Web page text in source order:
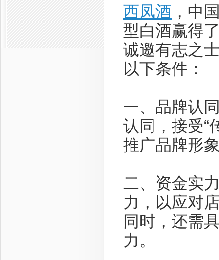
西凤酒 ，中
型白酒赢得
诚邀有志之
以下条件：
一、品牌认
认同，接受“
推广品牌形
二、资金实
力，以应对
同时，还需
力。